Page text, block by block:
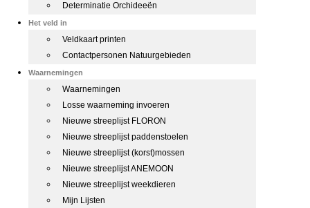
Determinatie Orchideeën
Het veld in
Veldkaart printen
Contactpersonen Natuurgebieden
Waarnemingen
Waarnemingen
Losse waarneming invoeren
Nieuwe streeplijst FLORON
Nieuwe streeplijst paddenstoelen
Nieuwe streeplijst (korst)mossen
Nieuwe streeplijst ANEMOON
Nieuwe streeplijst weekdieren
Mijn Lijsten